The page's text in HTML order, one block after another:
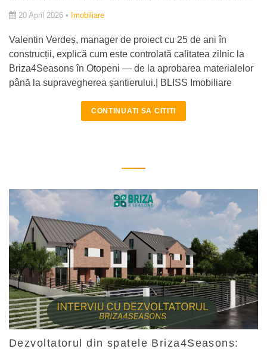
20 April 2026 • Imobiliare
Valentin Verdeș, manager de proiect cu 25 de ani în
construcții, explică cum este controlată calitatea zilnic la
Briza4Seasons în Otopeni — de la aprobarea materialelor
până la supravegherea șantierului.| BLISS Imobiliare
CONTINUATI SA CITITI
Dezvoltatorul din spatele Briza4Seasons: